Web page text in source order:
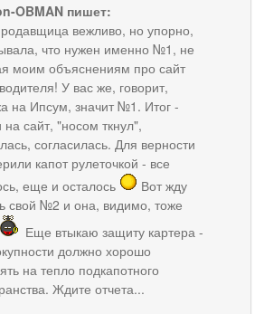
OBMAN пишет:
вежливо, но упорно,
что нужен именно №1, не
моим объяснениям про сайт
У вас же, говорит,
на Ипсум, значит №1. Итог -
сайт, "носом ткнул",
согласилась. Для верности
капот рулеточкой - все
еще и осталось
Вот жду
свой №2 и она, видимо, тоже
Еще втыкаю защиту картера -
должно хорошо
на тепло подкапотного
Ждите отчета...